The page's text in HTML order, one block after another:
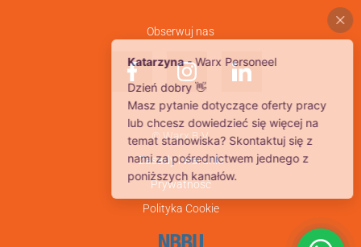
Obserwuj nas
© Warx B.V.
Zasady i warunki
Prywatność
Polityka Cookie